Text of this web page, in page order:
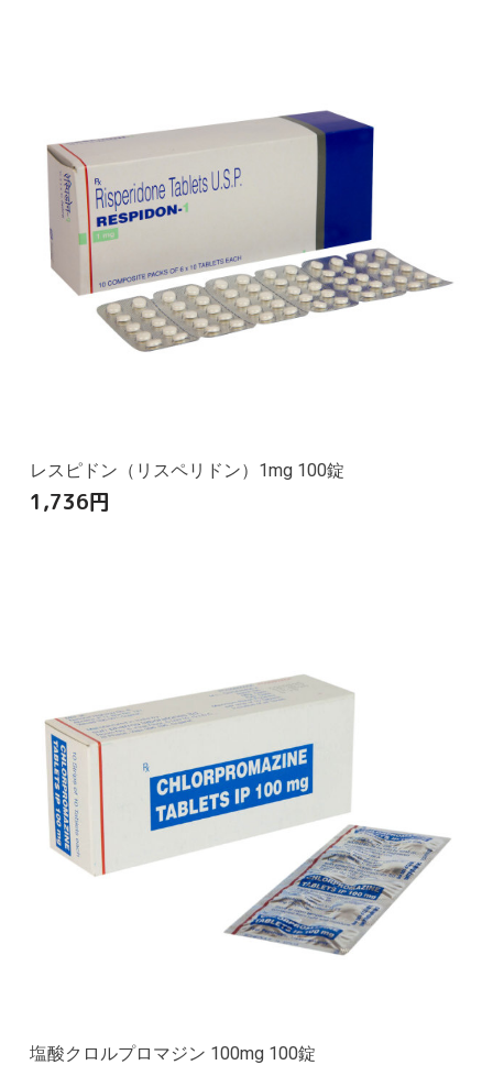
レスピドン（リスペリドン）1mg 100錠
1,736円
塩酸クロルプロマジン 100mg 100錠